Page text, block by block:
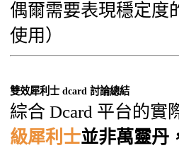
偶爾需要表現穩定度
使用）
雙效犀利士 dcard 討論總結
綜合 Dcard 平台的實
級犀利士並非萬靈丹